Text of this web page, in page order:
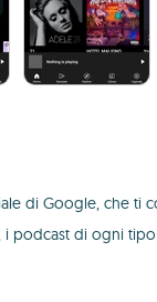
di Google, che ti
podcast di ogni